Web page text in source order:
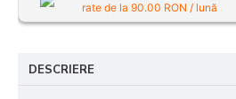
rate de la 90.00 RON / lună
DESCRIERE